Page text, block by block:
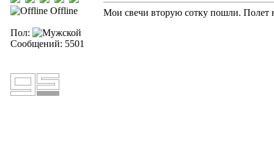
Offline
Пол:
Сообщений: 5501
Мои свечи вторую сотку пошли. Полет